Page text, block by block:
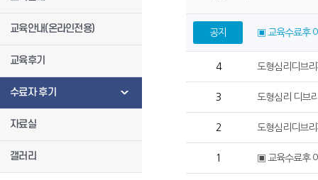
교육안내(온라인전용)
교육후기
수료자 후기
자료실
갤러리
공지 ▣ 교육수료후
4 도형심리디브
3 도형심리 디브
2 도형심리디브
1 ▣ 교육수료후